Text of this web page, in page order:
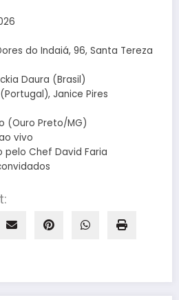
do Indaiá, 96, Santa Tereza
Daura (Brasil)
Janice Pires
(Ouro Preto/MG)
vivo
pelo Chef David Faria